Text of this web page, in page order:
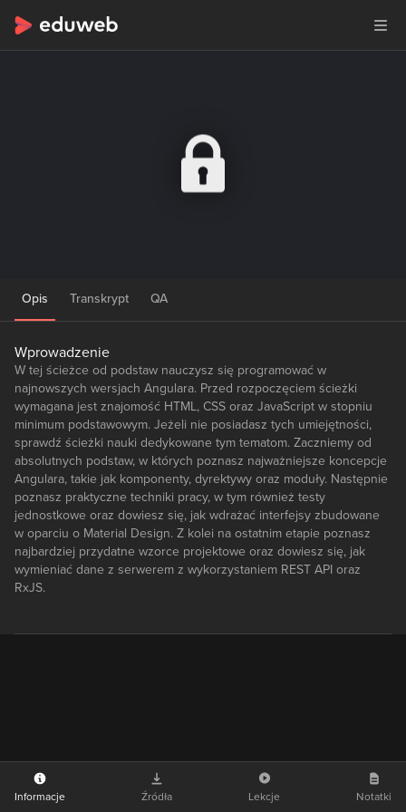
Opis Transkrypt QA
Wprowadzenie
W tej ścieżce od podstaw nauczysz się programować w
najnowszych wersjach Angulara. Przed rozpoczęciem ścieżki
wymagana jest znajomość HTML, CSS oraz JavaScript w stopniu
minimum podstawowym. Jeżeli nie posiadasz tych umiejętności,
sprawdź ścieżki nauki dedykowane tym tematom. Zaczniemy od
absolutnych podstaw, w których poznasz najważniejsze koncepcje
Angulara, takie jak komponenty, dyrektywy oraz moduły. Następnie
poznasz praktyczne techniki pracy, w tym również testy
jednostkowe oraz dowiesz się, jak wdrażać interfejsy zbudowane
w oparciu o Material Design. Z kolei na ostatnim etapie poznasz
najbardziej przydatne wzorce projektowe oraz dowiesz się, jak
wymieniać dane z serwerem z wykorzystaniem REST API oraz
RxJS.
Informacje Źródła Lekcje Notatki